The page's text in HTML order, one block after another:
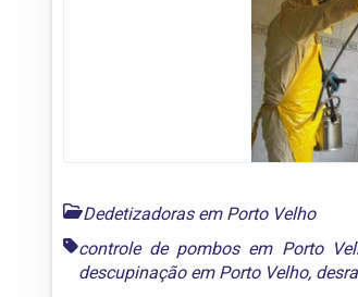
Dedetizadoras em Porto Velho
controle de pombos em Porto
descupinação em Porto Velho,